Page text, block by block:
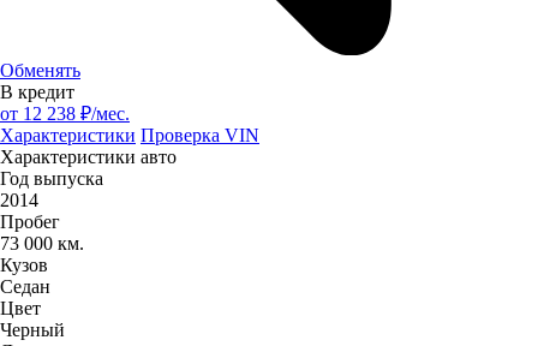
Обменять
В кредит
от 12 238 ₽/мес.
Характеристики Проверка VIN
Характеристики авто
Год выпуска
2014
Пробег
73 000 км.
Кузов
Седан
Цвет
Черный